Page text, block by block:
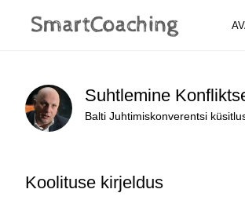
Suhtlemine
Balti Juhtimiskonverentsi
Koolituse kirjeldus